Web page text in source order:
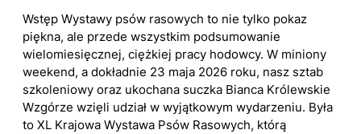
Wstęp Wystawy psów rasowych to nie tylko pokaz
piękna, ale przede wszystkim podsumowanie
wielomiesięcznej, ciężkiej pracy hodowcy. W miniony
weekend, a dokładnie 23 maja 2026 roku, nasz sztab
szkoleniowy oraz ukochana suczka Bianca Królewskie
Wzgórze wzięli udział w wyjątkowym wydarzeniu. Była
to XL Krajowa Wystawa Psów Rasowych, którą